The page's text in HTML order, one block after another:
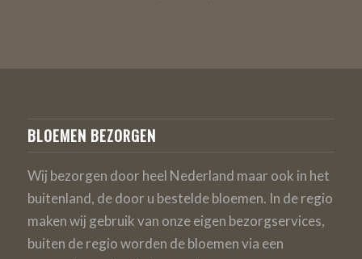
BLOEMEN BEZORGEN
Wij bezorgen door heel Nederland maar ook in het
buitenland, de door u bestelde bloemen. In de regio
maken wij gebruik van onze eigen bezorgservices,
buiten de regio worden de bloemen via een